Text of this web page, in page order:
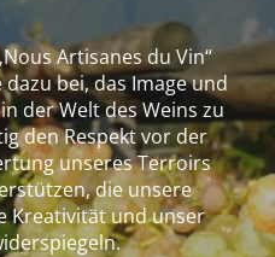
Artisanes du Vin“
bei, das Image und
der Welt des Weins zu
den Respekt vor der
unseres Terroirs
die unsere
Kreativität und unser